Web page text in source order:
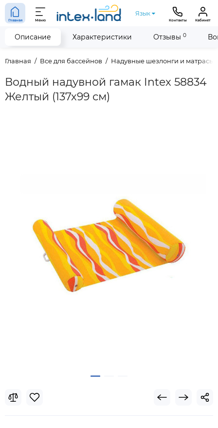
Главная Меню
Язык
Контакты Кабинет
Главная Все для бассейнов Надувные шезлонги и матрасы
Водный надувной гамак Intex 58834
Желтый (137х99 см)
Описание Характеристики Отзывы 0